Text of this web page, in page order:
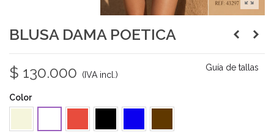
BLUSA DAMA POETICA
$ 130.000 (IVA incl.)
Guía de tallas
Color